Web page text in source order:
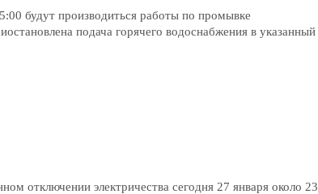
будут производиться работы по промывке
подача горячего водоснабжения в указанный
отключении электричества сегодня 27 января около 23